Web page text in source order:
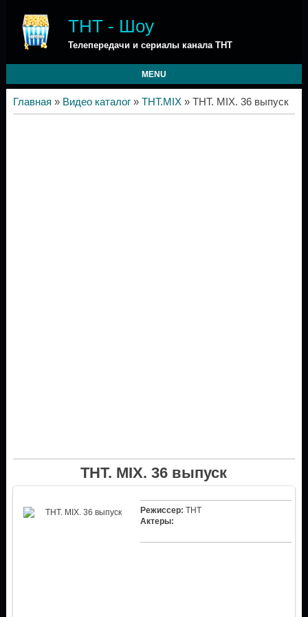
ТНТ - Шоу
Телепередачи и сериалы канала ТНТ
MENU
Главная » Видео каталог» ТНТ.MIX» ТНТ. MIX. 36 выпуск
ТНТ. MIX. 36 выпуск
Режиссер: ТНТ
Актеры: